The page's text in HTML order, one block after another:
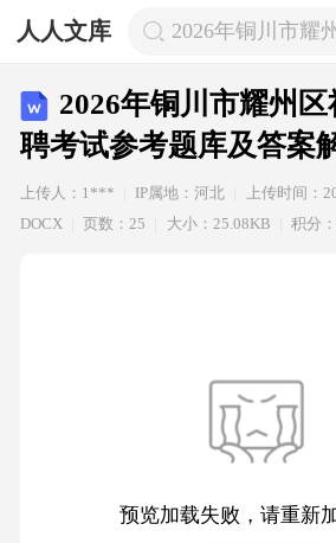
人人文库 2026年铜川市耀
2026年铜川市耀州
聘考试参考题库及答案
上传人：1*** IP属地：河北 上传时间：
DOCX
页数：25 大小：25.08KB 积分
预览加载失败，请重新